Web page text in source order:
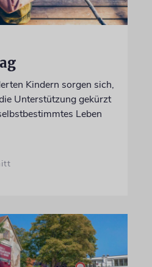
Kindern sorgen sich,
Unterstützung gekürzt
Leben